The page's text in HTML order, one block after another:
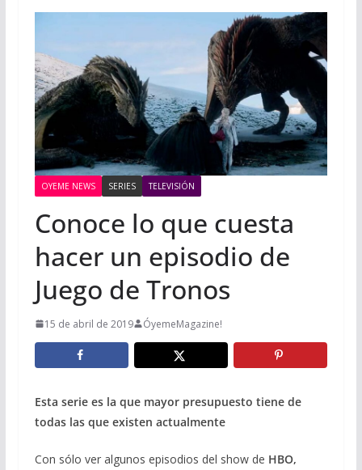
OYEME NEWS SERIES TELEVISIÓN
Conoce lo que cuesta
hacer un episodio de
Juego de Tronos
15 de abril de 2019 ÓyemeMagazine!
Esta serie es la que mayor presupuesto tiene de
todas las que existen actualmente
Con sólo ver algunos episodios del show de HBO,